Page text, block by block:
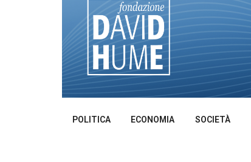
POLITICA ECONOMIA SOCIETÀ